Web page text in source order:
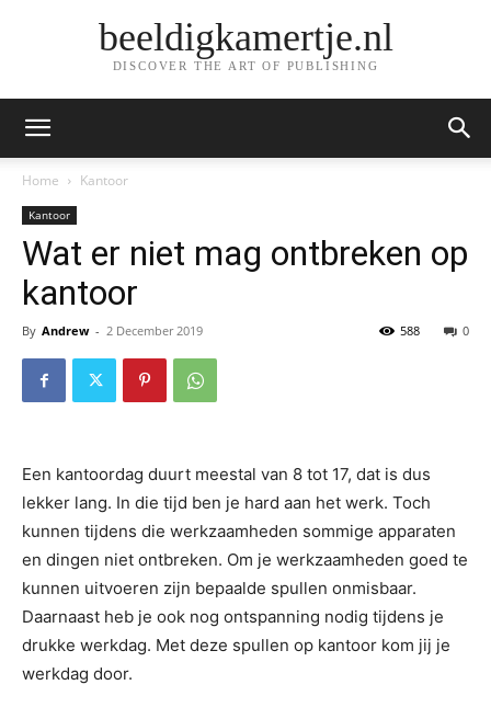
beeldigkamertje.nl
DISCOVER THE ART OF PUBLISHING
Home Kantoor
Kantoor
Wat er niet mag ontbreken op
kantoor
By Andrew - 2 December 2019 0
588
Een kantoordag duurt meestal van 8 tot 17, dat is dus
lekker lang. In die tijd ben je hard aan het werk. Toch
kunnen tijdens die werkzaamheden sommige apparaten
en dingen niet ontbreken. Om je werkzaamheden goed te
kunnen uitvoeren zijn bepaalde spullen onmisbaar.
Daarnaast heb je ook nog ontspanning nodig tijdens je
drukke werkdag. Met deze spullen op kantoor kom jij je
werkdag door.